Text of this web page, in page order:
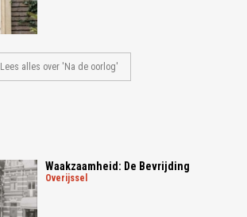
Lees alles over 'Na de oorlog'
Waakzaamheid: De Bevrijding
overijssel